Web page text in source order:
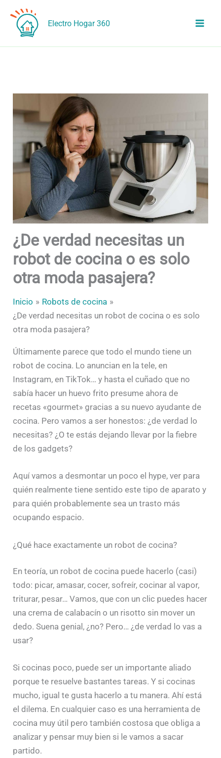
contenido
Electro Hogar 360
¿De verdad necesitas un
robot de cocina o es solo
otra moda pasajera?
Inicio
Robots de cocina
¿De verdad necesitas un robot de cocina o es solo
otra moda pasajera?
Últimamente parece que todo el mundo tiene un
robot de cocina. Lo anuncian en la tele, en
Instagram, en TikTok… y hasta el cuñado que no
sabía hacer un huevo frito presume ahora de
recetas «gourmet» gracias a su nuevo ayudante de
cocina. Pero vamos a ser honestos: ¿de verdad lo
necesitas? ¿O te estás dejando llevar por la fiebre
de los gadgets?
Aquí vamos a desmontar un poco el hype, ver para
quién realmente tiene sentido este tipo de aparato y
para quién probablemente sea un trasto más
ocupando espacio.
¿Qué hace exactamente un robot de cocina?
En teoría, un robot de cocina puede hacerlo (casi)
todo: picar, amasar, cocer, sofreír, cocinar al vapor,
triturar, pesar… Vamos, que con un clic puedes hacer
una crema de calabacín o un risotto sin mover un
dedo. Suena genial, ¿no? Pero… ¿de verdad lo vas a
usar?
Si cocinas poco, puede ser un importante aliado
porque te resuelve bastantes tareas. Y si cocinas
mucho, igual te gusta hacerlo a tu manera. Ahí está
el dilema. En cualquier caso es una herramienta de
cocina muy útil pero también costosa que obliga a
analizar y pensar muy bien si le vamos a sacar
partido.